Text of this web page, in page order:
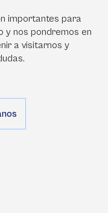
importantes para
y nos pondremos en
a visitarnos y